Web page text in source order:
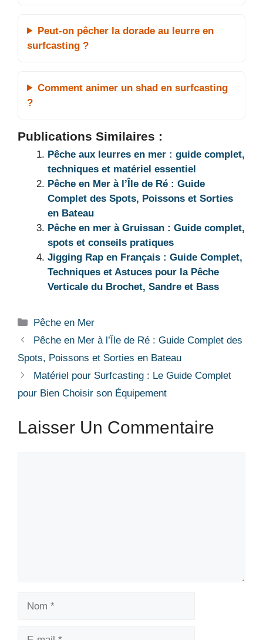
Peut-on pêcher la dorade au leurre en
surfcasting ?
Comment animer un shad en surfcasting
?
Publications Similaires :
Pêche aux leurres en mer : guide complet,
techniques et matériel essentiel
Pêche en Mer à l’Île de Ré : Guide
Complet des Spots, Poissons et Sorties
en Bateau
Pêche en mer à Gruissan : Guide complet,
spots et conseils pratiques
Jigging Rap en Français : Guide Complet,
Techniques et Astuces pour la Pêche
Verticale du Brochet, Sandre et Bass
Catégories
Pêche en Mer
Pêche en Mer à l’Île de Ré : Guide Complet des
Spots, Poissons et Sorties en Bateau
Matériel pour Surfcasting : Le Guide Complet
pour Bien Choisir son Équipement
Laisser Un Commentaire